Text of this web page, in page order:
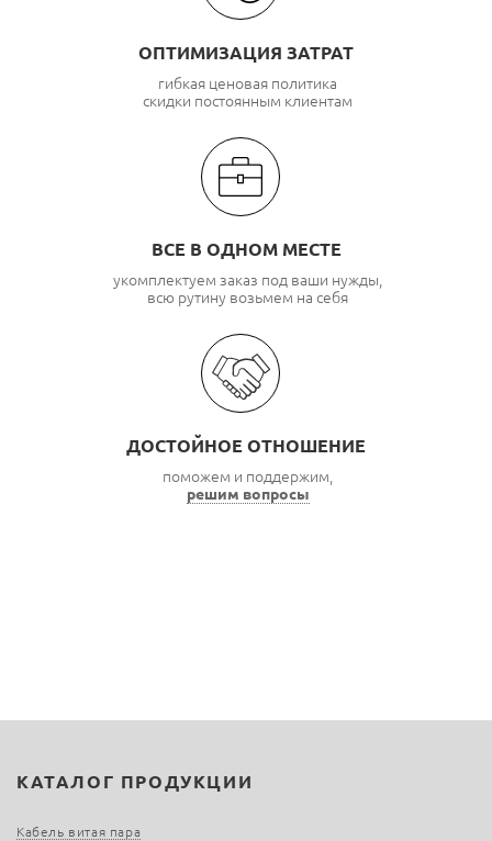
ОПТИМИЗАЦИЯ ЗАТРАТ
гибкая ценовая политика
скидки постоянным клиентам
ВСЕ В ОДНОМ МЕСТЕ
укомплектуем заказ под ваши нужды,
всю рутину возьмем на себя
ДОСТОЙНОЕ ОТНОШЕНИЕ
поможем и поддержим,
решим вопросы
КАТАЛОГ ПРОДУКЦИИ
Кабель витая пара